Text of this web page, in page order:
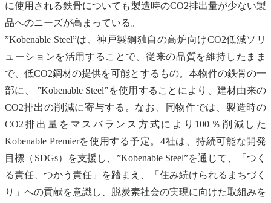
に使用される鉄骨についても製造時のCO2排出量が少ない製
品へのニーズが高まっている。
”Kobenable Steel”は、神戸製鋼独自の高炉向けCO2低減ソリ
ューションを活用することで、従来の品質を維持したまま
で、低CO2鋼材の提供を可能とするもの。本物件の鉄骨の一
部に、 ”Kobenable Steel”を使用することにより、建材由来の
CO2排出の削減に寄与する。なお、同物件では、製造時の
CO2排出量をマスバランス方式により100％削減した
Kobenable Premierを使用する予定。4社は、 持続可能な開発
目標 （ SDGs）を支援し、”Kobenable Steel”を通じて、「つく
る責任、つかう責任」を踏まえ、「住み続けられるまちづく
り」への貢献を意識し、
脱炭素社会の実現に向けた取組みを